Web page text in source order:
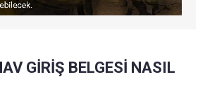
GİRİŞ BELGESİ NASIL